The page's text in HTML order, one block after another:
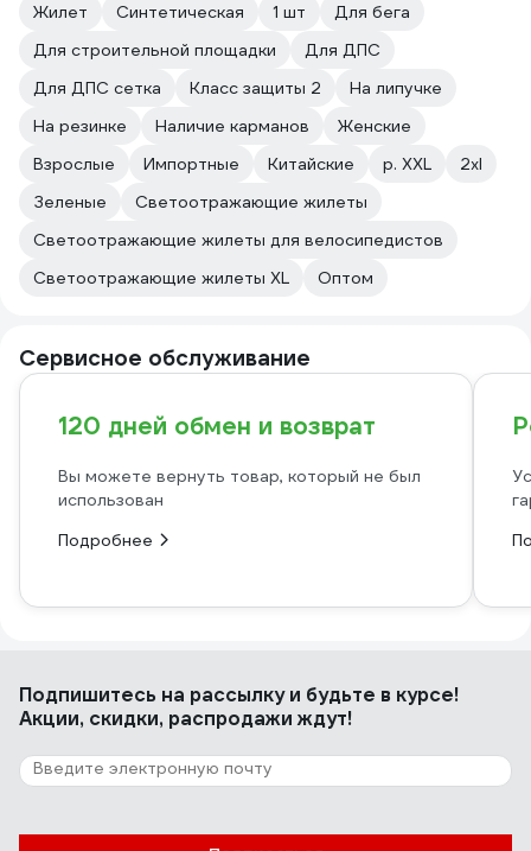
Жилет
Синтетическая 1 шт
Для бега
Для строительной площадки
Для ДПС
Для ДПС сетка
Класс защиты 2
На липучке
На резинке
Наличие карманов
Женские
Взрослые
Импортные Китайские р. XXL
2xl
Зеленые
Светоотражающие жилеты
Светоотражающие жилеты для велосипедистов
Светоотражающие жилеты XL
Оптом
Сервисное обслуживание
120 дней обмен и возврат
Вы можете вернуть товар, который не был
использован
Подробнее
Подпишитесь на рассылкуи будьте в курсе!
Акции, скидки, распродажи ждут!